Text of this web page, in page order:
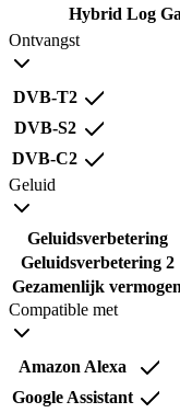
Hybrid Log
Ontvangst
DVB-T2
DVB-S2
DVB-C2
Geluid
Geluidsverbetering
Geluidsverbetering 2
Gezamenlijk vermogen
Compatible met
Amazon Alexa
Google Assistant